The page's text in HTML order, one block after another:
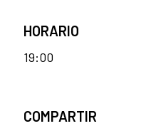
HORARIO
19:00
COMPARTIR